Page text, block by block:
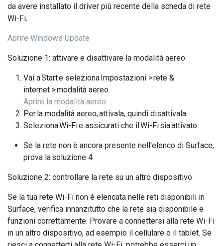
da avere installato il driver più recente della scheda di rete
Wi-Fi.
Aprire Windows Update
Soluzione 1: attivare e disattivare la modalità aereo
Vai a Start e seleziona Impostazioni > rete &
internet > modalità aereo.
Aprire la modalità aereo
Per la modalità aereo, attivala, quindi disattivala.
Seleziona Wi-Fi e assicurati che il Wi-Fi sia attivato.
Se la rete non è ancora presente nell'elenco di Surface,
prova la soluzione 4
Soluzione 2: controllare la rete su un altro dispositivo
Se la tua rete Wi-Fi non è elencata nelle reti disponibili in
Surface, verifica innanzitutto che la rete sia disponibile e
funzioni correttamente. Provare a connettersi alla rete Wi-Fi
in un altro dispositivo, ad esempio il cellulare o il tablet. Se